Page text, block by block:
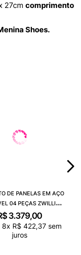
27cm comprimento
Shoes.
DE PANELAS EM AÇO
04 PEÇAS ZWILLING
TRUEFLOW
3.379,00
8x R$ 422,37sem
juros